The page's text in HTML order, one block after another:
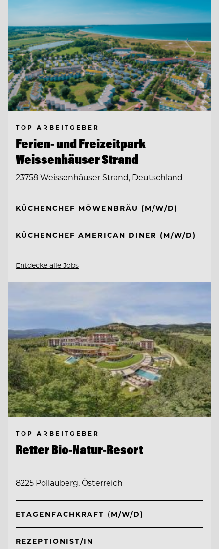
TOP ARBEITGEBER
Ferien- und Freizeitpark
Weissenhäuser Strand
23758 Weissenhäuser Strand, Deutschland
KÜCHENCHEF MÖWENBRÄU (M/W/D)
KÜCHENCHEF AMERICAN DINER (M/W/D)
Entdecke alle Jobs
TOP ARBEITGEBER
Retter Bio-Natur-Resort
8225 Pöllauberg, Österreich
ETAGENFACHKRAFT (M/W/D)
REZEPTIONIST/IN